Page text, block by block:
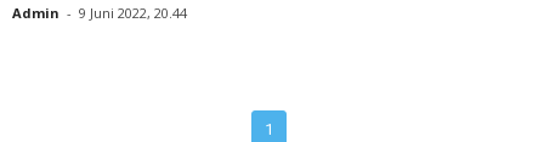
Admin - 9 Juni 2022, 20.44
1